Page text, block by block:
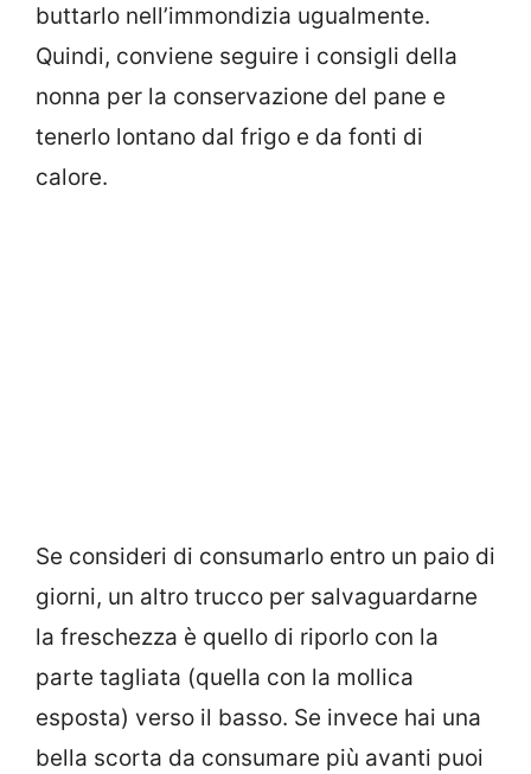
buttarlo nell’immondizia ugualmente.
Quindi, conviene seguire i consigli della
nonna per la conservazione del pane e
tenerlo lontano dal frigo e da fonti di
calore.
Se consideri di consumarlo entro un paio di
giorni, un altro trucco per salvaguardarne
la freschezza è quello di riporlo con la
parte tagliata (quella con la mollica
esposta) verso il basso. Se invece hai una
bella scorta da consumare più avanti puoi